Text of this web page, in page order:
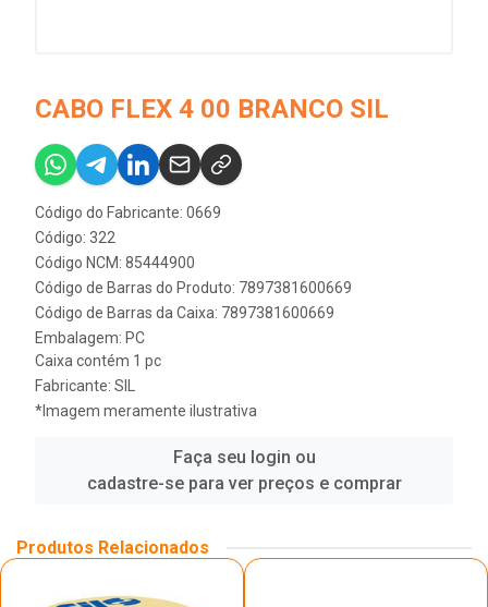
CABO FLEX 4 00 BRANCO SIL
Código do Fabricante: 0669
Código: 322
Código NCM: 85444900
Código de Barras do Produto: 7897381600669
Código de Barras da Caixa: 7897381600669
Embalagem: PC
Caixa contém 1 pc
Fabricante: SIL
*Imagem meramente ilustrativa
Faça seu login ou
cadastre-se para ver preços e comprar
Produtos Relacionados